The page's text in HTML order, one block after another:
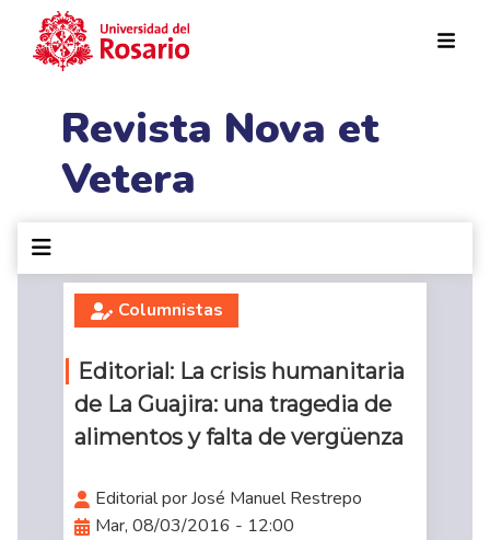
Revista Nova et
Vetera
Columnistas
Editorial: La crisis humanitaria
de La Guajira: una tragedia de
alimentos y falta de vergüenza
Editorial por José Manuel Restrepo
Mar, 08/03/2016 - 12:00